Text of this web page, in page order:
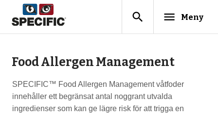
search menu Meny
Food Allergen Management
SPECIFIC™ Food Allergen Management våtfoder
innehåller ett begränsat antal noggrant utvalda
ingredienser som kan ge lägre risk för att trigga en